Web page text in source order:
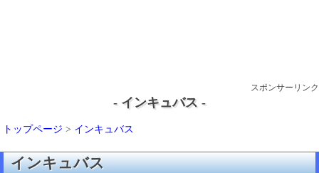
スポンサーリンク
- インキュバス -
トップページ > インキュバス
インキュバス